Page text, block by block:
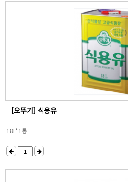
[오뚜기] 식용유
18L*1통